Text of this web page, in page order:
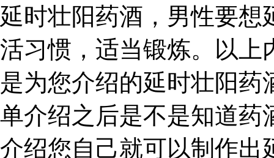
延时壮阳药酒，男性要想
活习惯，适当锻炼。以上
是为您介绍的延时壮阳
单介绍之后是不是知道药
介绍您自己就可以制作出